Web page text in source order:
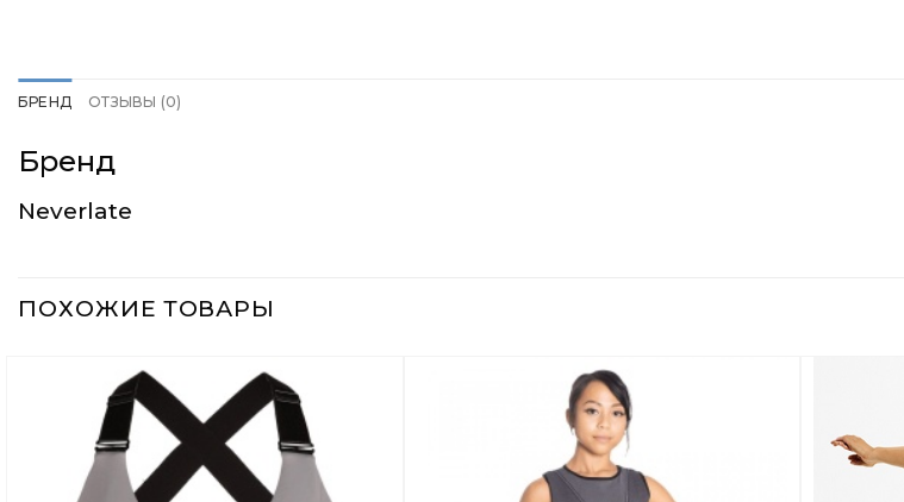
БРЕНД ОТЗЫВЫ (0)
Бренд
Neverlate
ПОХОЖИЕ ТОВАРЫ
Добавить
Вишлист